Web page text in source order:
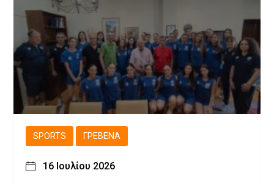
SPORTS ΓΡΕΒΕΝΆ
16 Ιουλίου 2026